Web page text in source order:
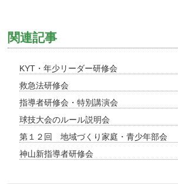
関連記事
KYT・年少リーダー研修会
救急法研修会
指導者研修会・特別講演会
球技大会のルール説明会
第１２回 地域づくり家庭・青少年部会
神山新指導者研修会